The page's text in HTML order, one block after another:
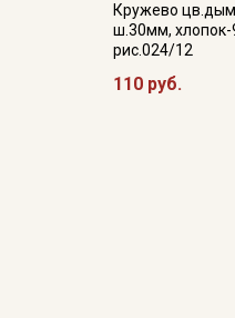
Кружево
ш.30мм, хлопок-
рис.024/12
110 руб.